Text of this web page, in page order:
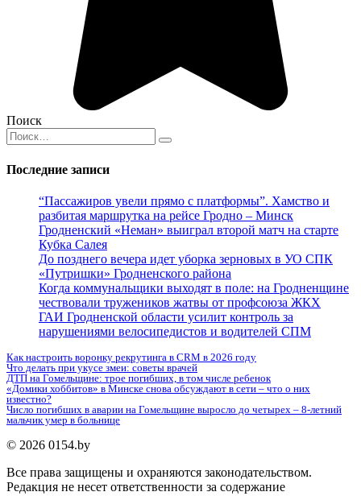
Поиск
Search
for:
Последние записи
“Пассажиров увели прямо с платформы”. Хамство и
разбитая маршрутка на рейсе Гродно – Минск
Гродненский «Неман» выиграл второй матч на старте
Кубка Салея
До позднего вечера идет уборка зерновых в УО СПК
«Путришки» Гродненского района
Когда коммунальщики выходят в поле: на Гродненщине
чествовали тружеников жатвы от профсоюза ЖКХ
ГАИ Гродненской области усилит контроль за
нарушениями велосипедистов и водителей СПМ
Как настроить воронку рекрутинга в CRM в 2026 году
Что делать при укусе змеи: советы врачей
ДТП на Гомельщине: трое погибших, в том числе ребенок
«Домики хоббитов» в Минске снова обсуждают в сети – что о них
известно?
Число погибших в аварии на Гомельщине выросло до четырех – 8-летний
мальчик умер в больнице
© 2026 0154.by
Все права защищены и охраняются законодательством.
Редакция не несет ответственности за содержание